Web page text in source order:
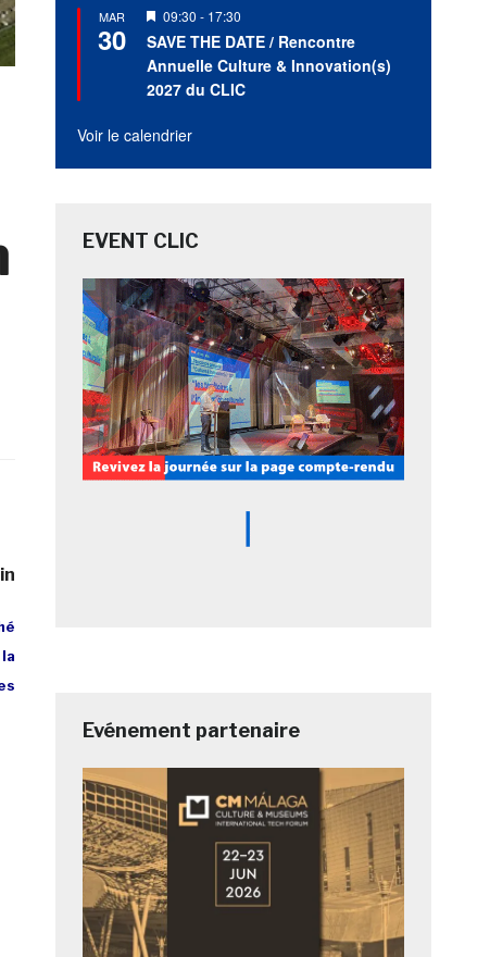
MAR
30
Mis
en
avant
09:30 - 17:30
SAVE THE DATE / Rencontre
Annuelle Culture & Innovation(s)
2027 du CLIC
Voir le calendrier
EVENT CLIC
Evénement partenaire